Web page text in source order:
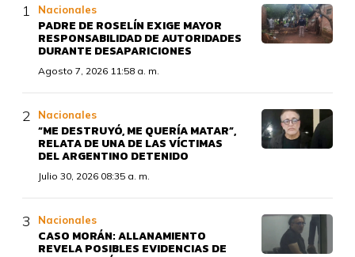
Nacionales
PADRE DE ROSELÍN EXIGE MAYOR
RESPONSABILIDAD DE AUTORIDADES
DURANTE DESAPARICIONES
Agosto 7, 2026 11:58 a. m.
Nacionales
“ME DESTRUYÓ, ME QUERÍA MATAR”,
RELATA DE UNA DE LAS VÍCTIMAS
DEL ARGENTINO DETENIDO
Julio 30, 2026 08:35 a. m.
Nacionales
CASO MORÁN: ALLANAMIENTO
REVELA POSIBLES EVIDENCIAS DE